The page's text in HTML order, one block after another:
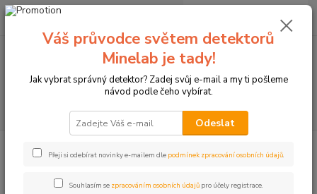
+420774877333
0 Kč
Kategorie blogu
Detektory
Váš průvodce světem detektorů
Minelab je tady!
Jak vybrat správný detektor? Zadej svůj e-mail a my ti pošleme
návod podle čeho vybírat.
Odeslat
Přeji si odebírat novinky e-mailem dle podmínek zpracování osobních údajů.
Souhlasím se zpracováním osobních údajů pro účely registrace.